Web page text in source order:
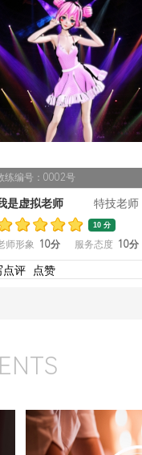
练编号：0002号
是虚拟老师 特技老师
10 分
师形象 10分 服务态度 10分
点评 点赞